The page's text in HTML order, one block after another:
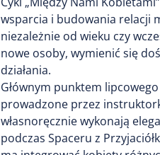
wsparcia i budowania relacji
niezależnie od wieku czy
nowe osoby, wymienić się
działania.
Głównym punktem
prowadzone przez
własnoręcznie wykonają
podczas Spaceru z